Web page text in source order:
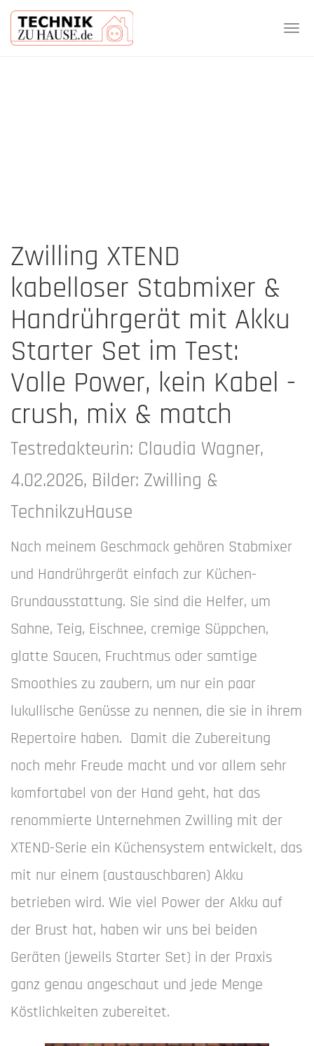
Zwilling XTEND
kabelloser Stabmixer &
Handrührgerät mit Akku
Starter Set im Test:
Volle Power, kein Kabel -
crush, mix & match
Testredakteurin: Claudia Wagner,
4.02.2026, Bilder: Zwilling &
TechnikzuHause
Nach meinem Geschmack gehören Stabmixer
und Handrührgerät einfach zur Küchen-
Grundausstattung. Sie sind die Helfer, um
Sahne, Teig, Eischnee, cremige Süppchen,
glatte Saucen, Fruchtmus oder samtige
Smoothies zu zaubern, um nur ein paar
lukullische Genüsse zu nennen, die sie in ihrem
Repertoire haben. Damit die Zubereitung
noch mehr Freude macht und vor allem sehr
komfortabel von der Hand geht, hat das
renommierte Unternehmen Zwilling mit der
XTEND-Serie ein Küchensystem entwickelt, das
mit nur einem (austauschbaren) Akku
betrieben wird. Wie viel Power der Akku auf
der Brust hat, haben wir uns bei beiden
Geräten (jeweils Starter Set) in der Praxis
ganz genau angeschaut und jede Menge
Köstlichkeiten zubereitet.